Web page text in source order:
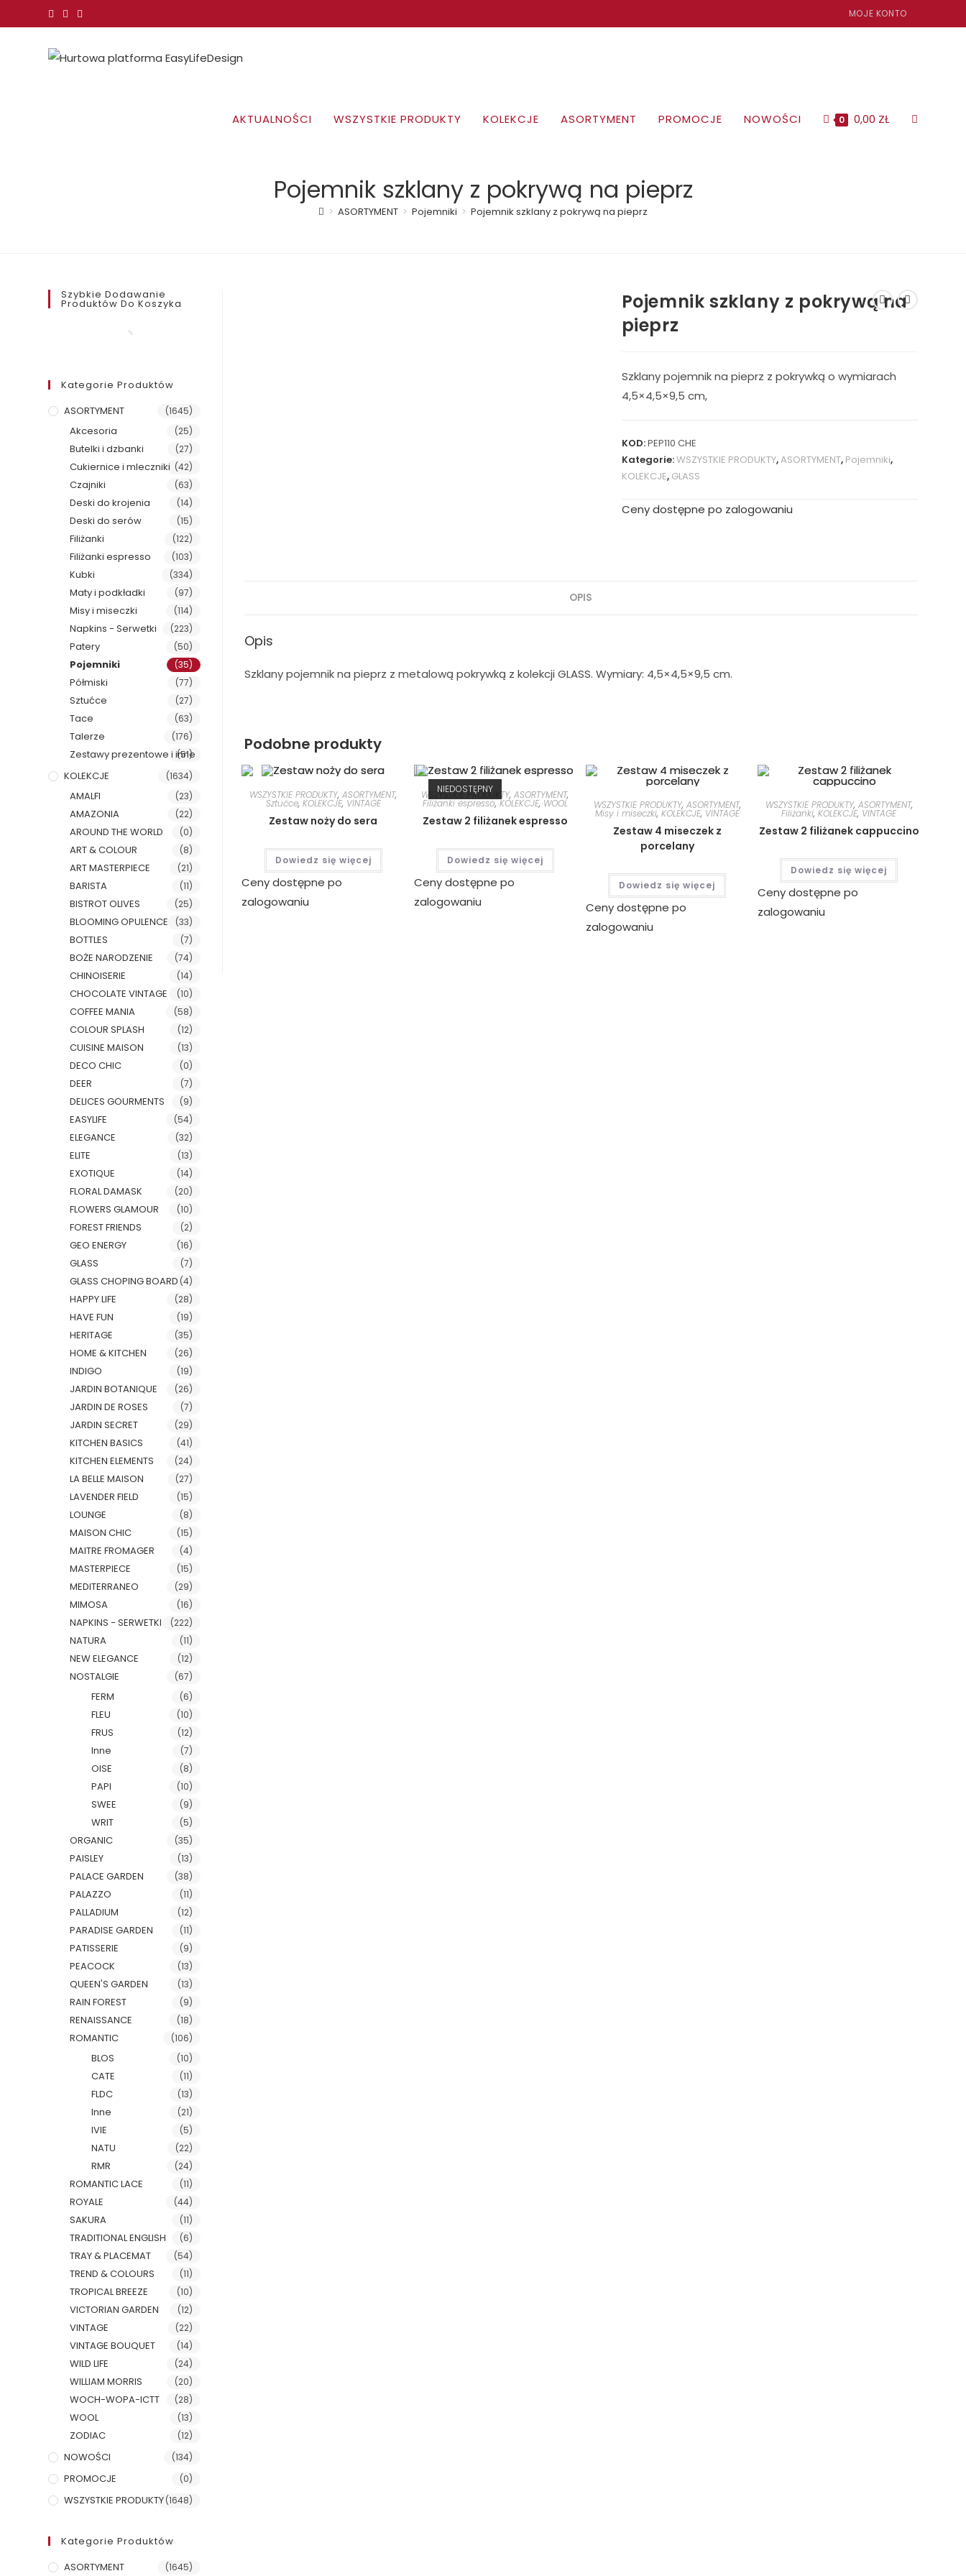
treści
MOJE KONTO
AKTUALNOŚCI WSZYSTKIE PRODUKTY KOLEKCJE ASORTYMENT PROMOCJE NOWOŚCI 0 0,00 ZŁ TOGGLE
Pojemnik szklany z pokrywą na pieprz
> ASORTYMENT > Pojemniki > Pojemnik szklany z pokrywą na pieprz
Pojemnik szklany z pokrywą na
pieprz
Szklany pojemnik na pieprz z pokrywką o wymiarach
4,5×4,5×9,5 cm,
KOD:PEP110 CHE
Kategorie:WSZYSTKIE PRODUKTY,ASORTYMENT, Pojemniki,
KOLEKCJE, GLASS
Ceny dostępne po zalogowaniu
OPIS
Opis
Szklany pojemnik na pieprz z metalową pokrywką z kolekcji GLASS. Wymiary: 4,5×4,5×9,5 cm.
Podobne produkty
WSZYSTKIE PRODUKTY,ASORTYMENT,
Sztućce, KOLEKCJE, VINTAGE
Zestaw noży do sera
Dowiedz się więcej
Ceny dostępne po
zalogowaniu
NIEDOSTĘPNY
WSZYSTKIE PRODUKTY,ASORTYMENT,
Filiżanki espresso,KOLEKCJE, WOOL
Zestaw 2 filiżanek espresso
Dowiedz się więcej
Ceny dostępne po
zalogowaniu
WSZYSTKIE PRODUKTY, ASORTYMENT,
Misy i miseczki, KOLEKCJE, VINTAGE
Zestaw 4 miseczek z
porcelany
Dowiedz się więcej
Ceny dostępne po
zalogowaniu
WSZYSTKIE PRODUKTY, ASORTYMENT,
Filiżanki,KOLEKCJE, VINTAGE
Zestaw 2 filiżanek cappuccino
Dowiedz się więcej
Ceny dostępne po
zalogowaniu
Szybkie Dodawanie
Produktów Do Koszyka
Kategorie Produktów
ASORTYMENT
(1645)
Akcesoria (25)
Butelki i dzbanki (27)
Cukiernice i mleczniki (42)
Czajniki (63)
Deski do krojenia (14)
Deski do serów (15)
Filiżanki (122)
Filiżanki espresso (103)
Kubki (334)
Maty i podkładki (97)
Misy i miseczki (114)
Napkins - Serwetki (223)
Patery (50)
Pojemniki (35)
Półmiski (77)
Sztućce (27)
Tace (63)
Talerze (176)
Zestawy prezentowe i inne
(51)
KOLEKCJE (1634)
AMALFI (23)
AMAZONIA (22)
AROUND THE WORLD (0)
ART & COLOUR (8)
ART MASTERPIECE (21)
BARISTA (11)
BISTROT OLIVES (25)
BLOOMING OPULENCE (33)
BOTTLES (7)
BOŻE NARODZENIE (74)
CHINOISERIE (14)
CHOCOLATE VINTAGE (10)
COFFEE MANIA (58)
COLOUR SPLASH (12)
CUISINE MAISON (13)
DECO CHIC (0)
DEER (7)
DELICES GOURMENTS (9)
EASYLIFE (54)
ELEGANCE (32)
ELITE (13)
EXOTIQUE (14)
FLORAL DAMASK (20)
FLOWERS GLAMOUR (10)
FOREST FRIENDS (2)
GEO ENERGY (16)
GLASS (7)
GLASS CHOPING BOARD (4)
HAPPY LIFE (28)
HAVE FUN (19)
HERITAGE (35)
HOME & KITCHEN (26)
INDIGO (19)
JARDIN BOTANIQUE (26)
JARDIN DE ROSES (7)
JARDIN SECRET (29)
KITCHEN BASICS (41)
KITCHEN ELEMENTS (24)
LA BELLE MAISON (27)
LAVENDER FIELD (15)
LOUNGE (8)
MAISON CHIC (15)
MAITRE FROMAGER (4)
MASTERPIECE (15)
MEDITERRANEO (29)
MIMOSA (16)
NAPKINS - SERWETKI (222)
NATURA (11)
NEW ELEGANCE (12)
NOSTALGIE (67)
FERM (6)
FLEU (10)
FRUS (12)
Inne (7)
OISE (8)
PAPI (10)
SWEE (9)
WRIT (5)
ORGANIC (35)
PAISLEY (13)
PALACE GARDEN (38)
PALAZZO (11)
PALLADIUM (12)
PARADISE GARDEN (11)
PATISSERIE (9)
PEACOCK (13)
QUEEN'S GARDEN (13)
RAIN FOREST (9)
RENAISSANCE (18)
ROMANTIC (106)
BLOS (10)
CATE (11)
FLDC (13)
Inne (21)
IVIE (5)
NATU (22)
RMR (24)
ROMANTIC LACE (11)
ROYALE (44)
SAKURA (11)
TRADITIONAL ENGLISH (6)
TRAY & PLACEMAT (54)
TREND & COLOURS (11)
TROPICAL BREEZE (10)
VICTORIAN GARDEN (12)
VINTAGE (22)
VINTAGE BOUQUET (14)
WILD LIFE (24)
WILLIAM MORRIS (20)
WOCH-WOPA-ICTT (28)
WOOL (13)
ZODIAC (12)
NOWOŚCI (134)
PROMOCJE (0)
WSZYSTKIE PRODUKTY(1648)
Kategorie Produktów
ASORTYMENT
(1645)